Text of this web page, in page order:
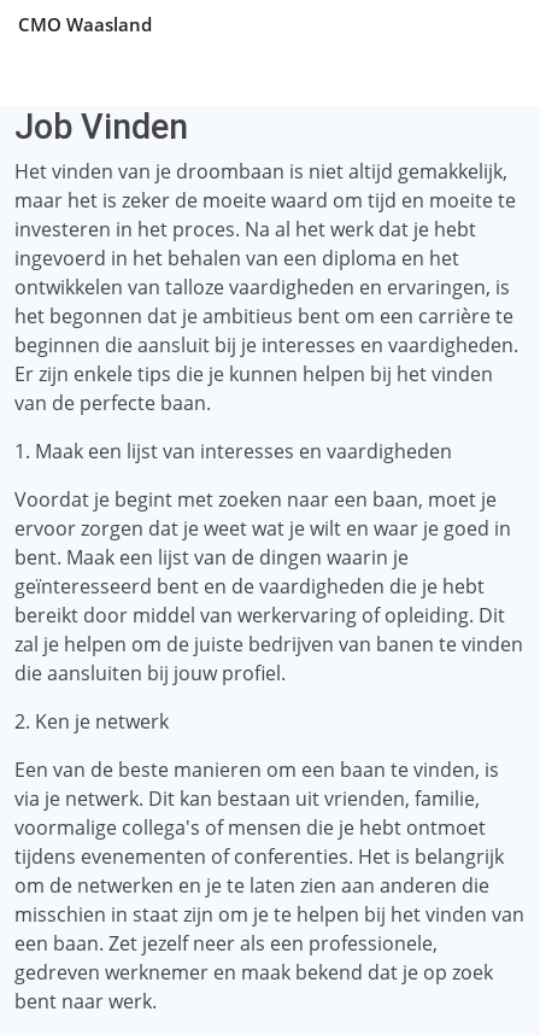
CMO Waasland
Job Vinden
Het vinden van je droombaan is niet altijd gemakkelijk,
maar het is zeker de moeite waard om tijd en moeite te
investeren in het proces. Na al het werk dat je hebt
ingevoerd in het behalen van een diploma en het
ontwikkelen van talloze vaardigheden en ervaringen, is
het begonnen dat je ambitieus bent om een ​​​​carrière te
beginnen die aansluit bij je interesses en vaardigheden.
Er zijn enkele tips die je kunnen helpen bij het vinden
van de perfecte baan.
1. Maak een lijst van interesses en vaardigheden
Voordat je begint met zoeken naar een baan, moet je
ervoor zorgen dat je weet wat je wilt en waar je goed in
bent. Maak een lijst van de dingen waarin je
geïnteresseerd bent en de vaardigheden die je hebt
bereikt door middel van werkervaring of opleiding. Dit
zal je helpen om de juiste bedrijven van banen te vinden
die aansluiten bij jouw profiel.
2. Ken je netwerk
Een van de beste manieren om een ​​baan te vinden, is
via je netwerk. Dit kan bestaan ​​​​uit vrienden, familie,
voormalige collega's of mensen die je hebt ontmoet
tijdens evenementen of conferenties. Het is belangrijk
om de netwerken en je te laten zien aan anderen die
misschien in staat zijn om je te helpen bij het vinden van
een baan. Zet jezelf neer als een professionele,
gedreven werknemer en maak bekend dat je op zoek
bent naar werk.